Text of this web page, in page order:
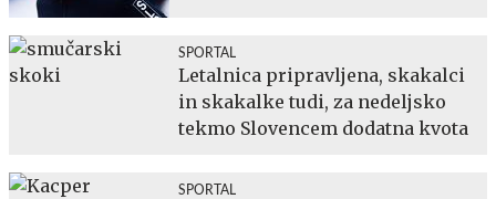
SPORTAL
Letalnica pripravljena, skakalci
in skakalke tudi, za nedeljsko
tekmo Slovencem dodatna kvota
SPORTAL